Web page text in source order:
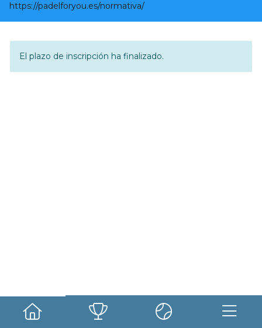
https://padelforyou.es/normativa/
El plazo de inscripción ha finalizado.